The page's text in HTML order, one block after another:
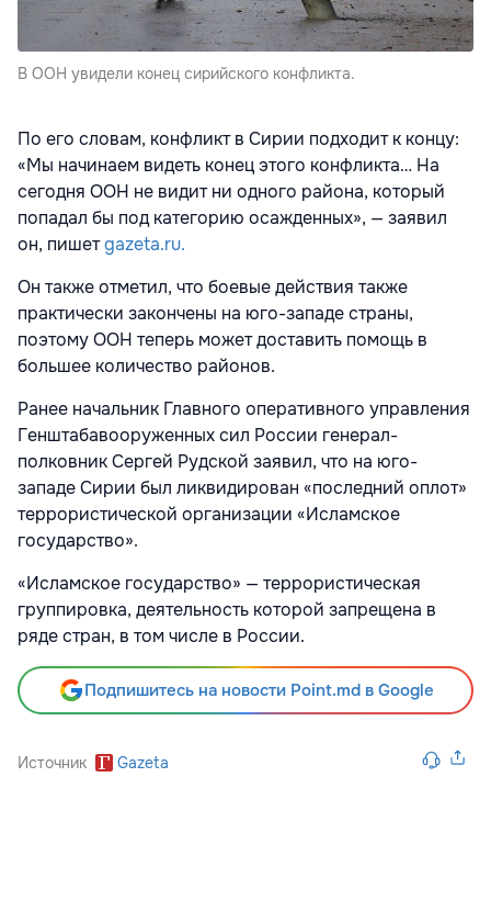
В ООН увидели конец сирийского конфликта.
По его словам, конфликт в Сирии подходит к концу:
«Мы начинаем видеть конец этого конфликта… На
сегодня ООН не видит ни одного района, который
попадал бы под категорию осажденных», — заявил
он, пишетgazeta.ru.
Он также отметил, что боевые действия также
практически закончены на юго-западе страны,
поэтому ООН теперь может доставить помощь в
большее количество районов.
Ранее начальник Главного оперативного управления
Генштабавооруженных сил России генерал-
полковник Сергей Рудской заявил, что на юго-
западе Сирии был ликвидирован «последний оплот»
террористической организации «Исламское
государство».
«Исламское государство» — террористическая
группировка, деятельность которой запрещена в
ряде стран, в том числе в России.
Подпишитесь на новости Point.md в Google
Источник Gazeta